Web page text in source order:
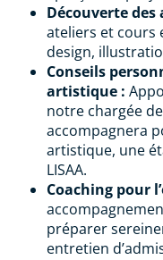
Découverte
ateliers et cours
design,
Conseils
artistique :
notre chargée
accompagnera
artistique, une
LISAA.
Coaching pour
préparer
entretien